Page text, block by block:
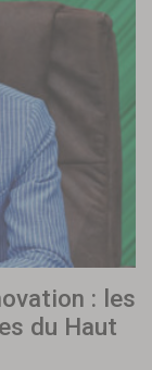
: les
du Haut